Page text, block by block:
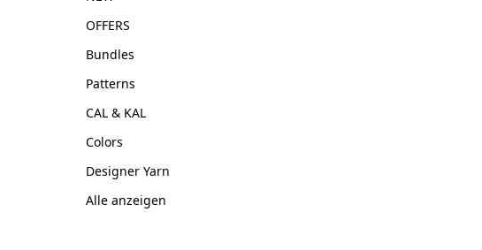
OFFERS
Bundles
Patterns
CAL & KAL
Colors
Designer Yarn
Alle anzeigen